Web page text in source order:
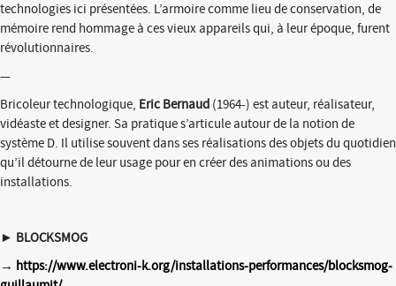
technologies ici présentées. L’armoire comme lieu de conservation, de
mémoire rend hommage à ces vieux appareils qui, à leur époque, furent
révolutionnaires.
—
Bricoleur technologique, Eric Bernaud (1964-) est auteur, réalisateur,
vidéaste et designer. Sa pratique s’articule autour de la notion de
système D. Il utilise souvent dans ses réalisations des objets du quotidien
qu’il détourne de leur usage pour en créer des animations ou des
installations.
► BLOCKSMOG
→ https://www.electroni-k.org/installations-performances/blocksmog-